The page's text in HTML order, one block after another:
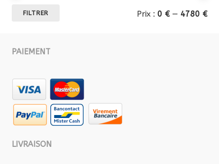
FILTRER Prix : 0 €— 4780 €
PAIEMENT
LIVRAISON